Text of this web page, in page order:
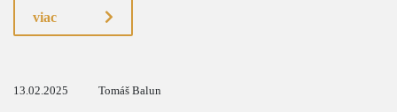
viac
13.02.2025 Tomáš Balun